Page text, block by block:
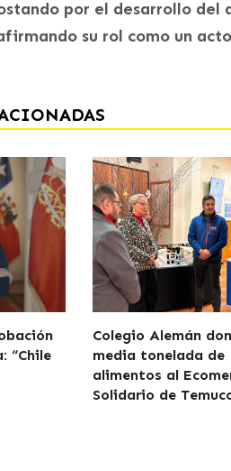
por el desarrollo
su rol como un
“Chile
Colegio Alemán
media tonelada de
alimentos al
Solidario de